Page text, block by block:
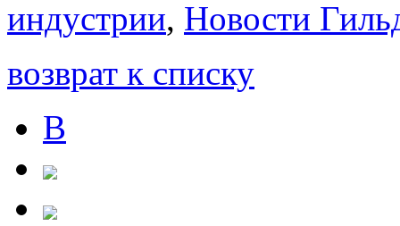
индустрии, Новости
возврат к списку
В